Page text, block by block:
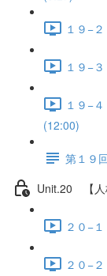
１９−
１９−
１９−
(12:00)
第１９
Unit.20 【人
２０−
２０−